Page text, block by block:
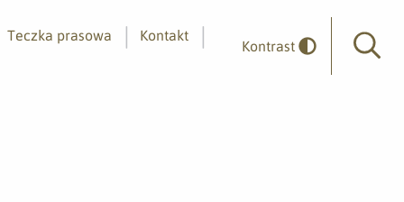
Teczka prasowa
Kontakt
Kontrast